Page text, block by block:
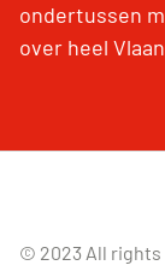
ondertussen
over heel
© 2023 All